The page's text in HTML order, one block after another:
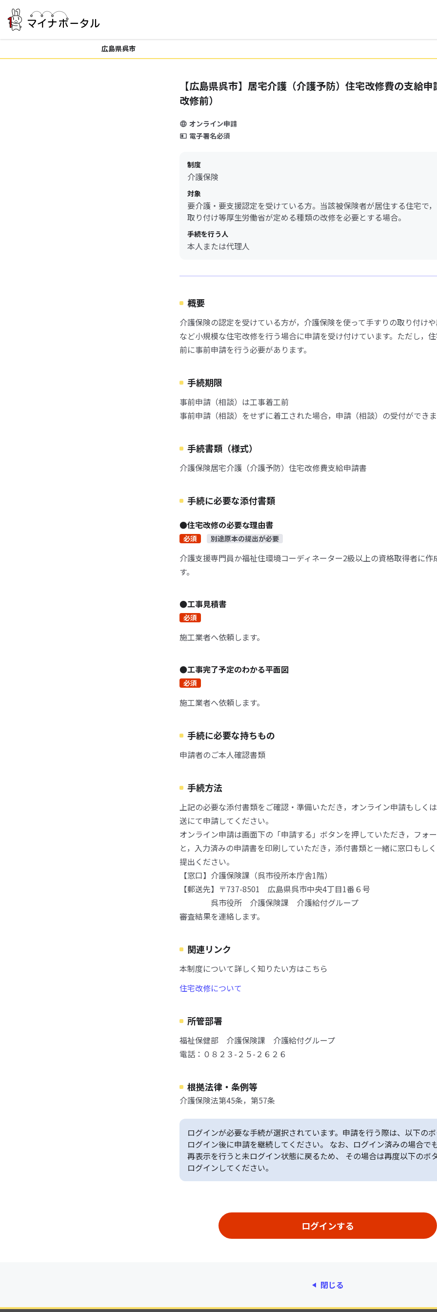
広島県呉市
【広島県呉市】居宅介護（介護予防）住宅改修費の支給申
改修前）
オンライン申請
電子署名必須
制度
介護保険
対象
要介護・要支援認定を受けている方。当該被保険者が居住する住宅で
取り付け等厚生労働省が定める種類の改修を必要とする場合。
手続を行う人
本人または代理人
概要
介護保険の認定を受けている方が，介護保険を使って手すりの取り付け
など小規模な住宅改修を行う場合に申請を受け付けています。ただし，
前に事前申請を行う必要があります。
手続期限
事前申請（相談）は工事着工前
事前申請（相談）をせずに着工された場合，申請（相談）の受付ができま
手続書類（様式）
介護保険居宅介護（介護予防）住宅改修費支給申請書
手続に必要な添付書類
●住宅改修の必要な理由書
必須 別途原本の提出が必要
介護支援専門員か福祉住環境コーディネーター2級以上の資格取得者に作
す。
●工事見積書
必須
施工業者へ依頼します。
●工事完了予定のわかる平面図
必須
施工業者へ依頼します。
手続に必要な持ちもの
申請者のご本人確認書類
手続方法
上記の必要な添付書類をご確認・準備いただき，オンライン申請もしく
送にて申請してください。
オンライン申請は画面下の「申請する」ボタンを押していただき，フォ
と，入力済みの申請書を印刷していただき，添付書類と一緒に窓口もし
提出ください。
【窓口】介護保険課（呉市役所本庁舎1階）
【郵送先】〒737-8501 広島県呉市中央4丁目1番６号
呉市役所 介護保険課 介護給付グループ
審査結果を連絡します。
関連リンク
本制度について詳しく知りたい方はこちら
住宅改修について
所管部署
福祉保健部 介護保険課 介護給付グループ
電話：０８２３-２５-２６２６
根拠法律・条例等
介護保険法第45条，第57条
ログインが必要な手続が選択されています。申請を行う際は、以下の
ログイン後に申請を継続してください。 なお、ログイン済みの場合で
再表示を行うと未ログイン状態に戻るため、 その場合は再度以下のボ
ログインしてください。
閉じる